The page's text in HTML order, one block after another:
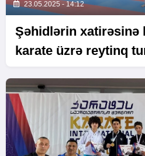
23.05.2025 - 14:12
Şəhidlərin xatirəsinə
karate üzrə reytinq